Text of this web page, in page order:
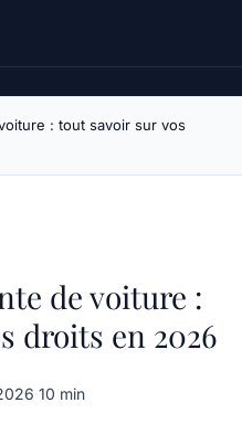
: tout savoir sur vos
de voiture :
droits en 2026
·10 min